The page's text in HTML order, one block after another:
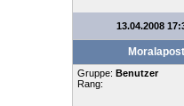
13.04.2008
Gruppe: Benutzer
Rang: